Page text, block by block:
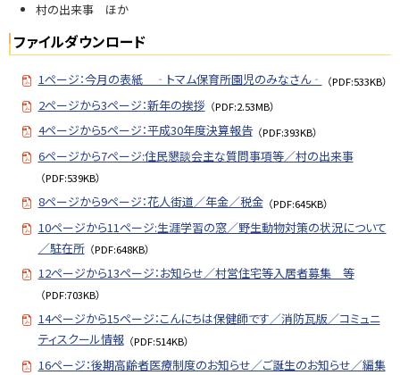
窓
口
村の出来事 ほか
ファイルダウンロード
1ページ：今月の表紙 ‐トマム保育所園児のみなさん‐ （PDF:533KB）
2ページから3ページ：新年の挨拶 （PDF:2.53MB）
4ページから5ページ：平成30年度決算報告 （PDF:393KB）
6ページから7ページ:住民懇談会主な質問事項等／村の出来事
（PDF:539KB）
8ページから9ページ：花人街道／年金／税金 （PDF:645KB）
10ページから11ページ:生涯学習の窓／野生動物対策の状況について
／駐在所 （PDF:648KB）
12ページから13ページ：お知らせ／村営住宅等入居者募集 等
（PDF:703KB）
14ページから15ページ：こんにちは保健師です／消防瓦版／コミュニ
ティスクール情報 （PDF:514KB）
16ページ：後期高齢者医療制度のお知らせ／ご誕生のお知らせ／編集